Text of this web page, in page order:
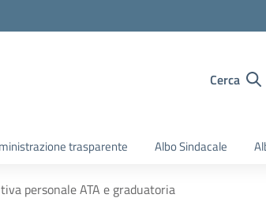
Cerca
trasparente Albo Sindacale
personale ATA e graduatoria